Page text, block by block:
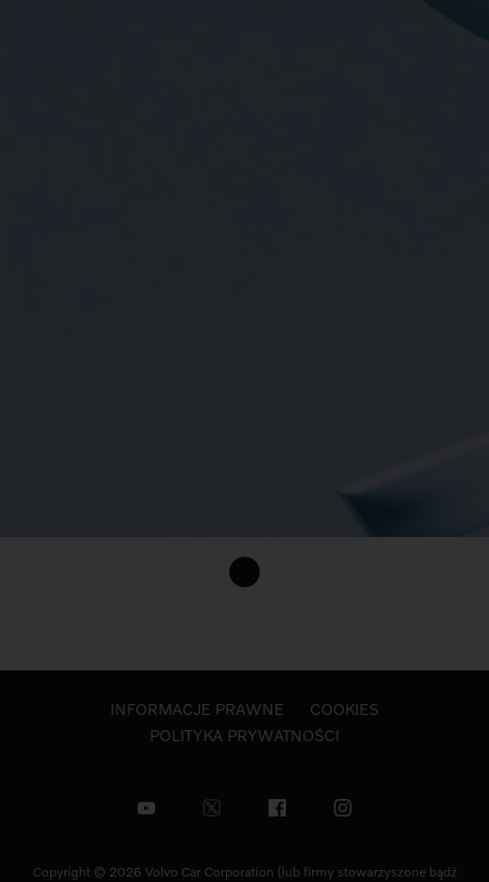
INFORMACJE PRAWNE
COOKIES
POLITYKA PRYWATNOŚCI
Copyright © 2026 Volvo Car Corporation (lub firmy stowarzyszone bądź